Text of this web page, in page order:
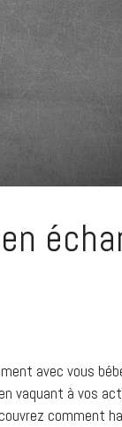
avec vous
vaquant à vos
comment